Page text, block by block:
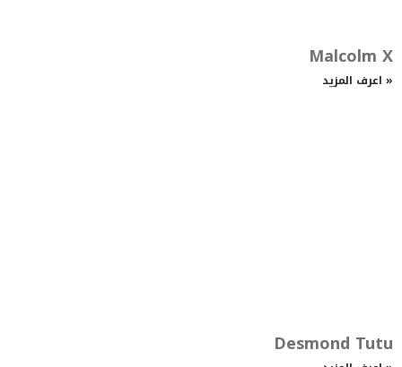
Malcolm X
اعرف المزيد »
Desmond Tutu